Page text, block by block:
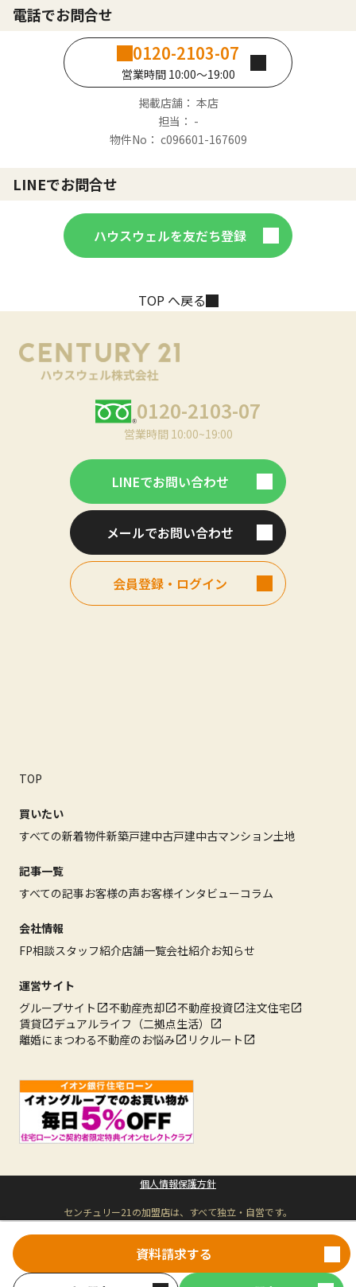
電話でお問合せ
0120-2103-07
営業時間 10:00～19:00
掲載店舗： 本店
担当： -
物件No： c096601-167609
LINEでお問合せ
ハウスウェルを友だち登録
TOP へ戻る
資料請求する
0120-2103-07
営業時間 10:00~19:00
LINEでお問い合わせ
メールでお問い合わせ
会員登録・ログイン
TOP
買いたい
すべての新着物件新築戸建中古戸建中古マンション土地
記事一覧
すべての記事お客様の声お客様インタビューコラム
会社情報
FP相談スタッフ紹介店舗一覧会社紹介お知らせ
運営サイト
グループサイト
不動産売却 不動産投資
注文住宅
賃貸
デュアルライフ（二拠点生活）
離婚にまつわる不動産のお悩み
リクルート
個人情報保護方針
センチュリー21の加盟店は、すべて独立・自営です。